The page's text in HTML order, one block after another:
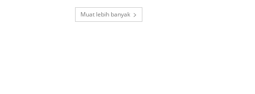
Muat lebih banyak